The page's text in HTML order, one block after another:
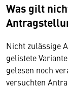
Was gilt
Nicht zulässige
gelistete
gelesen noch
versuchten